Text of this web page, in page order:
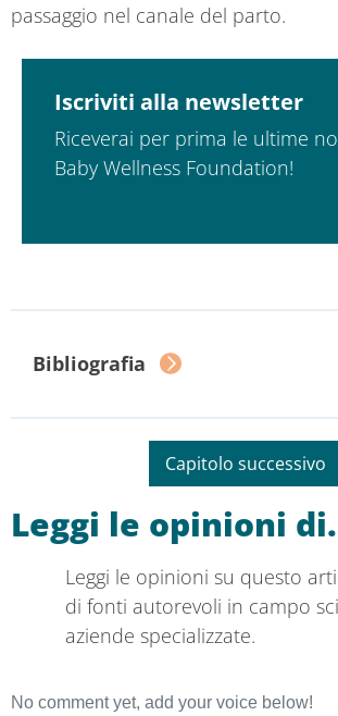
passaggio nel canale del parto.
Iscriviti alla newsletter
Riceverai per prima le ultime
Baby Wellness Foundation!
Bibliografia
Capitolo successivo
Leggi le opinioni
Leggi le opinioni su questo
di fonti autorevoli in campo
aziende specializzate.
No comment yet, add your voice below!